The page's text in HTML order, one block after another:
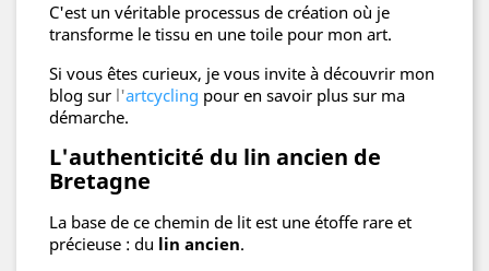
C'est un véritable processus de création où je
transforme le tissu en une toile pour mon art.
Si vous êtes curieux, je vous invite à découvrir mon
blog sur l'artcycling pour en savoir plus sur ma
démarche.
L'authenticité du lin ancien de
Bretagne
La base de ce chemin de lit est une étoffe rare et
précieuse : du lin ancien.